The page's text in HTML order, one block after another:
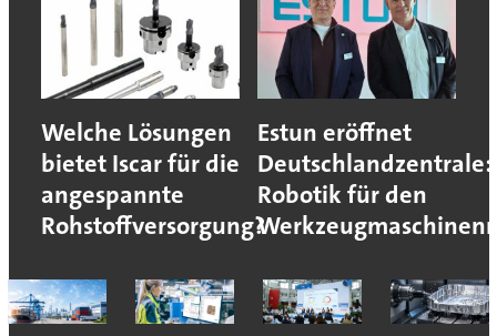
Welche Lösungen
bietet Iscar für die
angespannte
Rohstoffversorgung?
Estun eröffnet
Deutschlandzentrale:
Robotik für den